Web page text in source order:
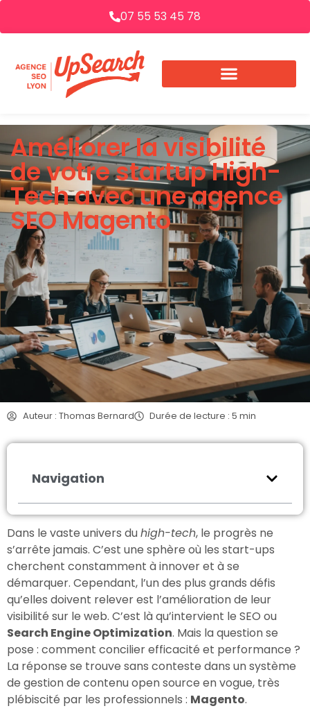
07 55 53 45 78
Améliorer la visibilité
de votre startup High-
Tech avec une agence
SEO Magento
Auteur : Thomas Bernard Durée de lecture : 5 min
Navigation
Dans le vaste univers duhigh-tech, le progrès ne
s’arrête jamais. C’est une sphère où les start-ups
cherchent constamment à innover et à se
démarquer. Cependant, l’un des plus grands défis
qu’elles doivent relever est l’amélioration de leur
visibilité sur le web. C’est là qu’intervient le SEO ou
Search Engine Optimization. Mais la question se
pose : comment concilier efficacité et performance ?
La réponse se trouve sans conteste dans un système
de gestion de contenu open source en vogue, très
plébiscité par les professionnels : Magento.